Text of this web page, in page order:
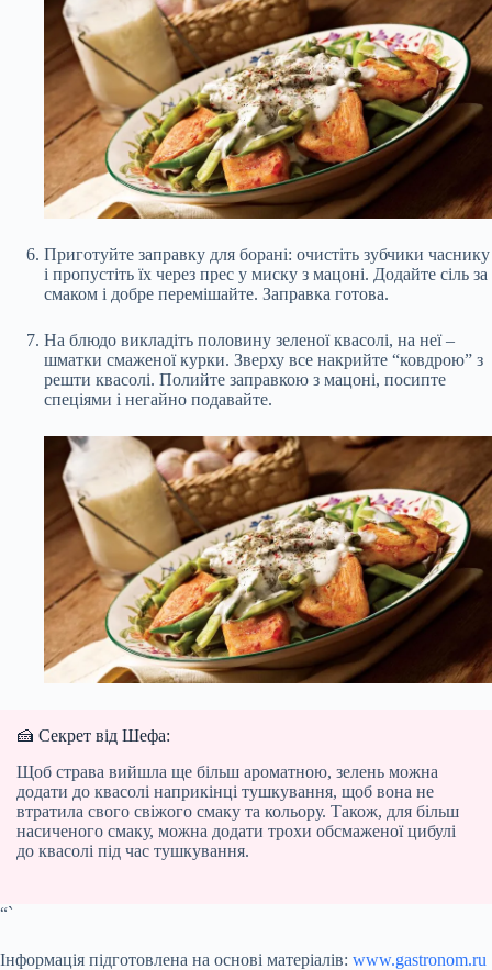
Приготуйте заправку для борані: очистіть зубчики часнику
і пропустіть їх через прес у миску з мацоні. Додайте сіль за
смаком і добре перемішайте. Заправка готова.
На блюдо викладіть половину зеленої квасолі, на неї –
шматки смаженої курки. Зверху все накрийте “ковдрою” з
решти квасолі. Полийте заправкою з мацоні, посипте
спеціями і негайно подавайте.
🍰 Секрет від Шефа:
Щоб страва вийшла ще більш ароматною, зелень можна
додати до квасолі наприкінці тушкування, щоб вона не
втратила свого свіжого смаку та кольору. Також, для більш
насиченого смаку, можна додати трохи обсмаженої цибулі
до квасолі під час тушкування.
“`
Інформація підготовлена на основі матеріалів: www.gastronom.ru